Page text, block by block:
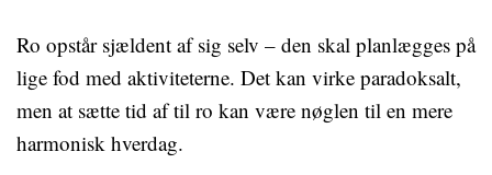
Ro opstår sjældent af sig selv – den skal planlægges på
lige fod med aktiviteterne. Det kan virke paradoksalt,
men at sætte tid af til ro kan være nøglen til en mere
harmonisk hverdag.